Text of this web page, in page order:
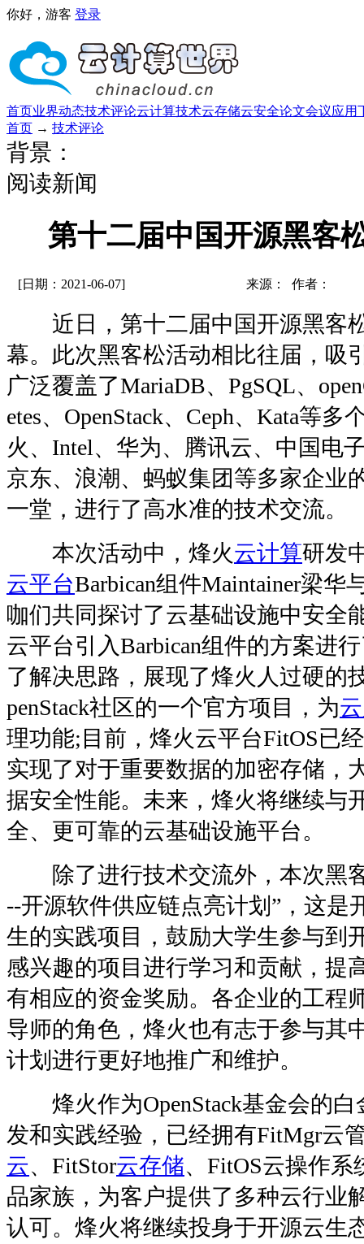
你好，游客 登录
首页业界动态技术评论云计算技术云存储云安全论文会议应用
首页 → 技术评论
背景：
阅读新闻
第十二届中国开源黑客
[日期：2021-06-07] 来源： 作者：
近日，第十二届中国开源黑客
幕。此次黑客松活动相比往届，吸
广泛覆盖了MariaDB、PgSQL、
etes、OpenStack、Ceph、Kata等
火、Intel、华为、腾讯云、中国电
京东、浪潮、蚂蚁集团等多家企业
一堂，进行了高水准的技术交流。
本次活动中，烽火云计算研发
云平台Barbican组件Maintainer梁华
咖们共同探讨了云基础设施中安全
云平台引入Barbican组件的方案进
了解决思路，展现了烽火人过硬的
penStack社区的一个官方项目，为
理功能;目前，烽火云平台FitOS已
实现了对于重要数据的加密存储，
据安全性能。未来，烽火将继续与
全、更可靠的云基础设施平台。
除了进行技术交流外，本次黑客
--开源软件供应链点亮计划”，这是
生的实践项目，鼓励大学生参与到
感兴趣的项目进行学习和贡献，提
有相应的资金奖励。各企业的工程
导师的角色，烽火也有志于参与其
计划进行更好地推广和维护。
烽火作为OpenStack基金会的白
发和实践经验，已经拥有FitMgr云
云、FitStor云存储、FitOS云操作系
品家族，为客户提供了多种云行业
认可。烽火将继续投身于开源云生